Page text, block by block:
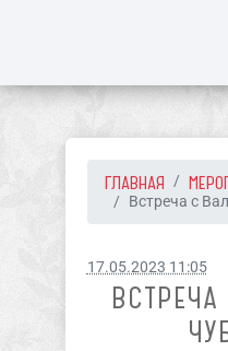
ГЛАВНАЯ
Встреча с
17.05.2023 11:05